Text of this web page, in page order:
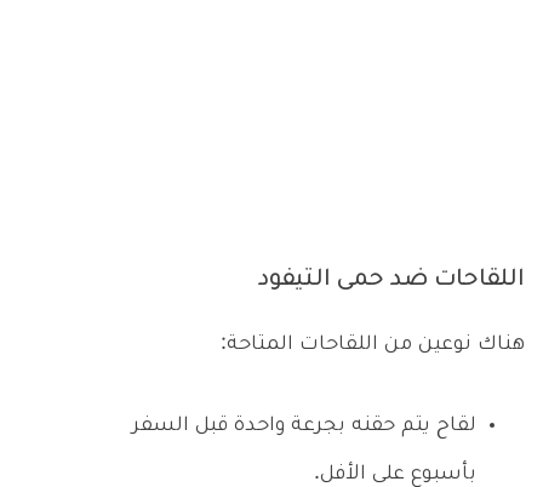
اللقاحات ضد حمى التيفود
هناك نوعين من اللقاحات المتاحة:
لقاح يتم حقنه بجرعة واحدة قبل السفر
بأسبوع على الأفل.